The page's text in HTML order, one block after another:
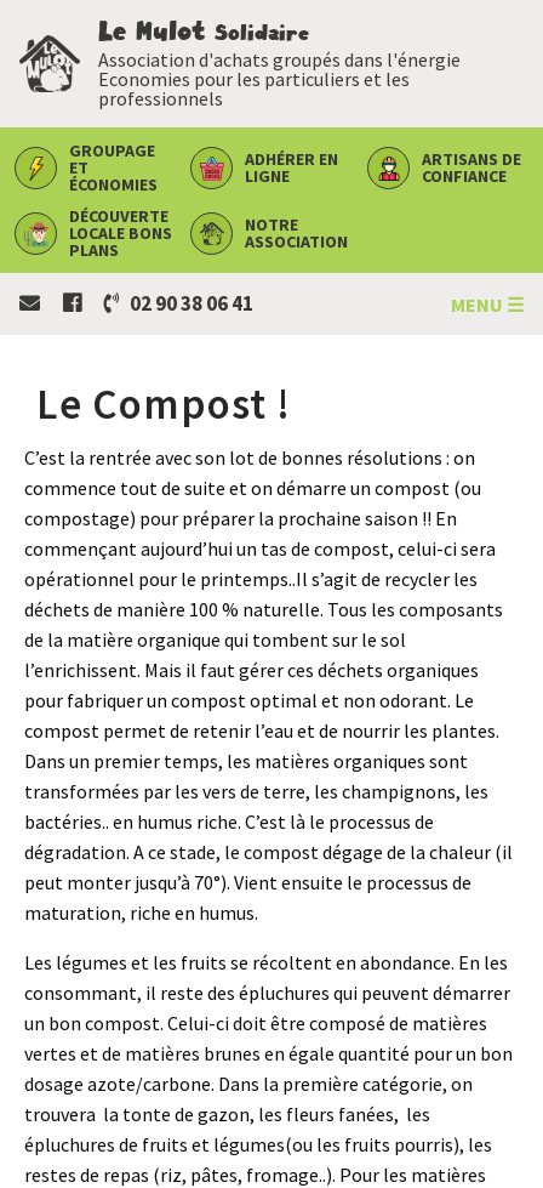
Le Mulot Solidaire
Association d'achats groupés dans l'énergie
Economies pour les particuliers et les
professionnels
GROUPAGE
ET
ÉCONOMIES
ADHÉRER EN
LIGNE
ARTISANS DE
CONFIANCE
DÉCOUVERTE
LOCALE BONS
PLANS
NOTRE
ASSOCIATION
02 90 38 06 41 MENU ☰
Le Compost !
C’est la rentrée avec son lot de bonnes résolutions : on
commence tout de suite et on démarre un compost (ou
compostage) pour préparer la prochaine saison !! En
commençant aujourd’hui un tas de compost, celui-ci sera
opérationnel pour le printemps..Il s’agit de recycler les
déchets de manière 100 % naturelle. Tous les composants
de la matière organique qui tombent sur le sol
l’enrichissent. Mais il faut gérer ces déchets organiques
pour fabriquer un compost optimal et non odorant. Le
compost permet de retenir l’eau et de nourrir les plantes.
Dans un premier temps, les matières organiques sont
transformées par les vers de terre, les champignons, les
bactéries.. en humus riche. C’est là le processus de
dégradation. A ce stade, le compost dégage de la chaleur (il
peut monter jusqu’à 70°). Vient ensuite le processus de
maturation, riche en humus.
Les légumes et les fruits se récoltent en abondance. En les
consommant, il reste des épluchures qui peuvent démarrer
un bon compost. Celui-ci doit être composé de matières
vertes et de matières brunes en égale quantité pour un bon
dosage azote/carbone. Dans la première catégorie, on
trouvera la tonte de gazon, les fleurs fanées, les
épluchures de fruits et légumes(ou les fruits pourris), les
restes de repas (riz, pâtes, fromage..). Pour les matières